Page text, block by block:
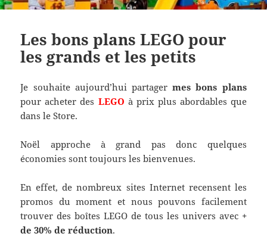
Les bons plans LEGO pour
les grands et les petits
Je souhaite aujourd’hui partager mes bons plans
pour acheter des LEGO à prix plus abordables que
dans le Store.
Noël approche à grand pas donc quelques
économies sont toujours les bienvenues.
En effet, de nombreux sites Internet recensent les
promos du moment et nous pouvons facilement
trouver des boîtes LEGO de tous les univers avec +
de 30% de réduction.